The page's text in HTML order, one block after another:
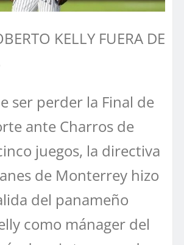
KELLY FUERA DE
ser perder la Final de
ante Charros de
juegos, la directiva
de Monterrey hizo
del panameño
como mánager del